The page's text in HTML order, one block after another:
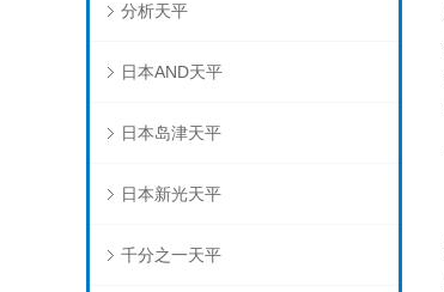
分析天平
日本AND天平
日本岛津天平
日本新光天平
千分之一天平